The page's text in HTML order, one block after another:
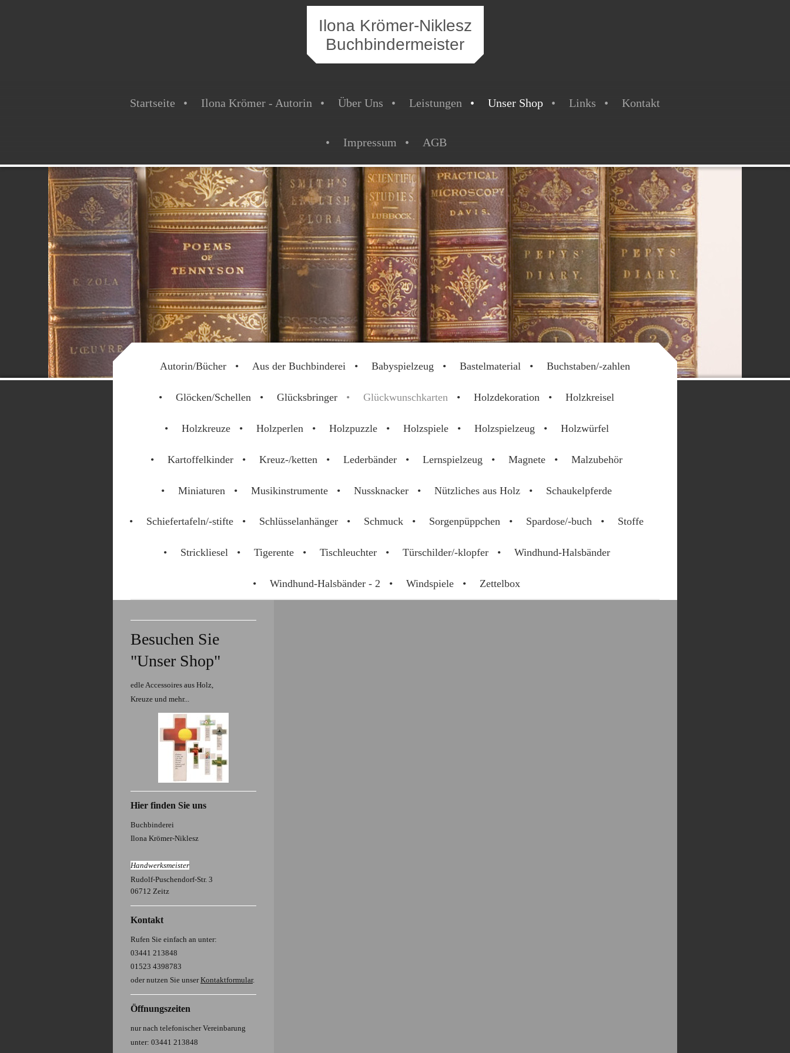
Ilona Krömer-Niklesz
Buchbindermeister
Startseite Ilona Krömer - Autorin Über Uns Leistungen Unser Shop Links Kontakt
Impressum AGB
2025
Autorin/Bücher Aus der Buchbinderei Babyspielzeug Bastelmaterial Buchstaben/-zahlen
Glöcken/Schellen Glücksbringer Glückwunschkarten Holzdekoration Holzkreisel
Holzkreuze Holzperlen Holzpuzzle Holzspiele Holzspielzeug Holzwürfel
Kartoffelkinder Kreuz-/ketten Lederbänder Lernspielzeug Magnete Malzubehör
Miniaturen Musikinstrumente Nussknacker Nützliches aus Holz Schaukelpferde
Schiefertafeln/-stifte Schlüsselanhänger Schmuck Sorgenpüppchen Spardose/-buch Stoffe
Strickliesel Tigerente Tischleuchter Türschilder/-klopfer Windhund-Halsbänder
Windhund-Halsbänder - 2 Windspiele Zettelbox
Besuchen Sie
"Unser Shop"
edle Accessoires aus Holz,
Kreuze und mehr...
Hier finden Sie uns
Buchbinderei
Ilona Krömer-Niklesz
Handwerksmeister
Rudolf-Puschendorf-Str. 3
06712 Zeitz
Kontakt
Rufen Sie einfach an unter:
03441 213848
01523 4398783
oder nutzen Sie unserKontaktformular.
Öffnungszeiten
nur nach telefonischer Vereinbarung
unter: 03441 213848